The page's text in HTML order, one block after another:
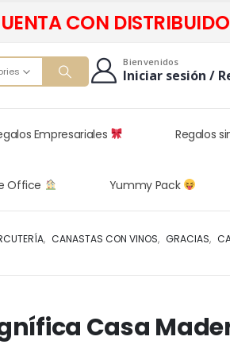
CON
Bienvenidos
Iniciar sesión /
Empresariales Regalos
Office Yummy Pack
, CANASTAS CON VINOS, GRACIAS,
Casa